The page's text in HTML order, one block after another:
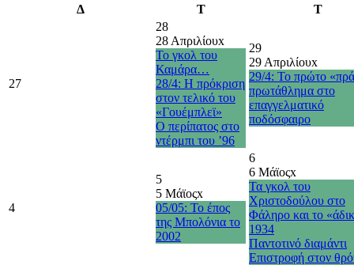
Δ Τ Τ
27
28
28 Απριλίουx
Το γκολ του
Καμάρα…
28/4: Η πρόκριση
στον τελικό του
«Γουέμπλεϊ»
O περίπατος στο
ντέρμπι του ’96
29
29 Απριλίουx
29/4: Το πρώτο
πρωτάθλημα στο
επαγγελματικό
ποδόσφαιρο
4
5
5 Μάϊοςx
05/05: Το έπος
της Μπολόνια το
2002
6
6 Μάϊοςx
Τα γκολ του
Χριστοδούλου στο
Φάληρο και το
1934
Παντοτινό διαμάντι
Επιστροφή στον